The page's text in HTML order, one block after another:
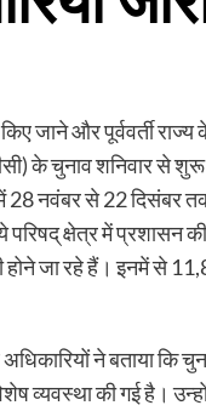
जाने और पूर्ववर्ती
के चुनाव शनिवार से
28 नवंबर से 22 दिसंबर
परिषद् क्षेत्र में प्रशासन
होने जा रहे हैं। इनमें से
ने बताया कि
व्यवस्था की गई है।